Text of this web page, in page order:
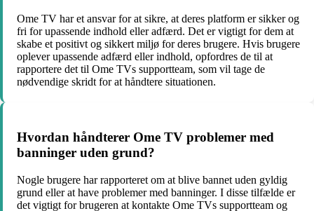
Ome TV har et ansvar for at sikre, at deres platform er sikker og
fri for upassende indhold eller adfærd. Det er vigtigt for dem at
skabe et positivt og sikkert miljø for deres brugere. Hvis brugere
oplever upassende adfærd eller indhold, opfordres de til at
rapportere det til Ome TVs supportteam, som vil tage de
nødvendige skridt for at håndtere situationen.
Hvordan håndterer Ome TV problemer med
banninger uden grund?
Nogle brugere har rapporteret om at blive bannet uden gyldig
grund eller at have problemer med banninger. I disse tilfælde er
det vigtigt for brugeren at kontakte Ome TVs supportteam og